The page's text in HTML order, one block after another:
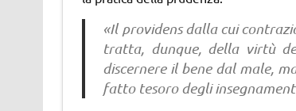
«Il providens dalla cui
tratta, dunque, della virtù
discernere il bene dal male,
fatto tesoro degli